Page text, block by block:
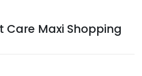
Bag
Care Maxi Shopping